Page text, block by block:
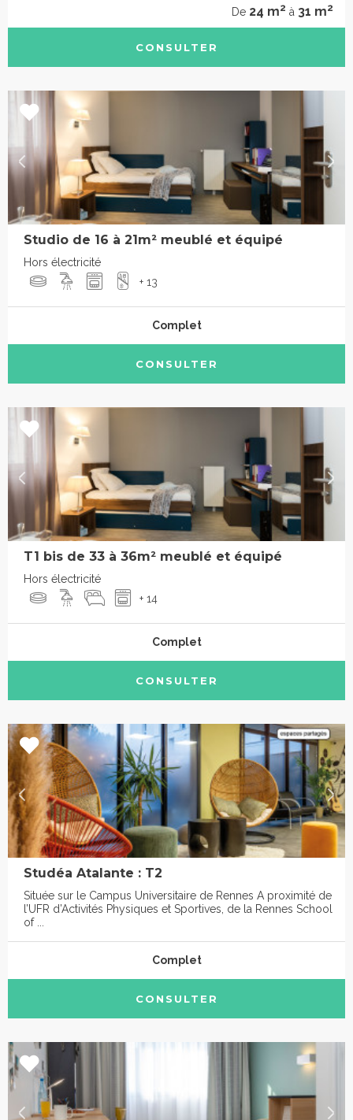
De 24 m2 à 31 m2
CONSULTER
Studio de 16 à 21m² meublé et équipé
Hors électricité
+ 13
Complet
CONSULTER
T1 bis de 33 à 36m² meublé et équipé
Hors électricité
+ 14
Complet
CONSULTER
Studéa Atalante : T2
Située sur le Campus Universitaire de Rennes A proximité de
l’UFR d’Activités Physiques et Sportives, de la Rennes School
of ...
Complet
CONSULTER